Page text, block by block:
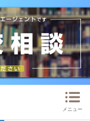
メニュー